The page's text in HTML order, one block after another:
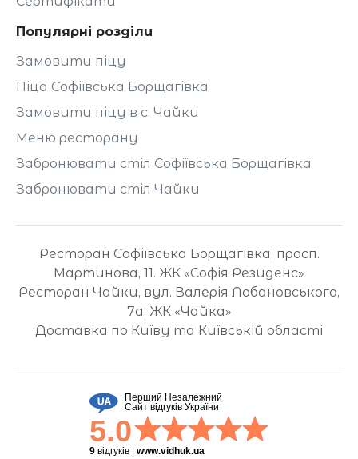
Популярні розділи
Замовити піцу
Піца Софіївська Борщагівка
Замовити піцу в с. Чайки
Меню ресторану
Забронювати стіл Софіївська Борщагівка
Забронювати стіл Чайки
Ресторан Софіївська Борщагівка, просп.
Мартинова, 11. ЖК «Софія Резиденс»
Ресторан Чайки, вул. Валерія Лобановського,
7а, ЖК «Чайка»
Доставка по Київу та Київській області
Перший Незалежний
Сайт відгуків України
5.0
9 відгуків| www.vidhuk.ua